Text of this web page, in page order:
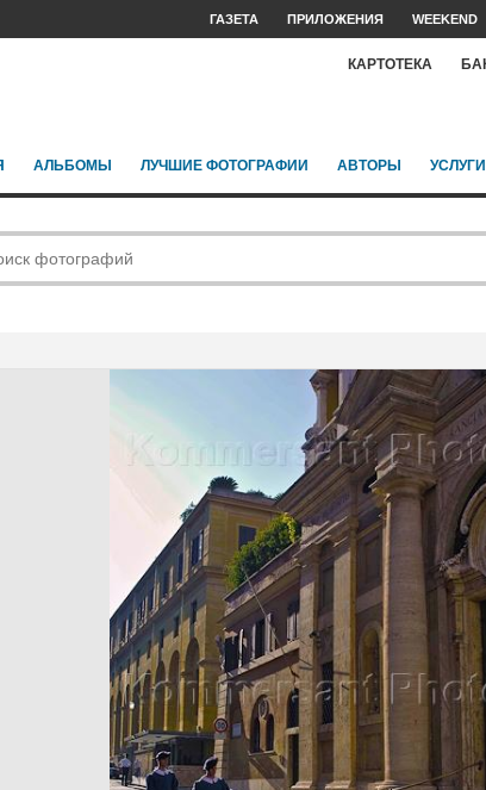
ГАЗЕТА ПРИЛОЖЕНИЯ WEEKEND
КАРТОТЕКА
АЛЬБОМЫ ЛУЧШИЕ ФОТОГРАФИИ АВТОРЫ УСЛУГИ